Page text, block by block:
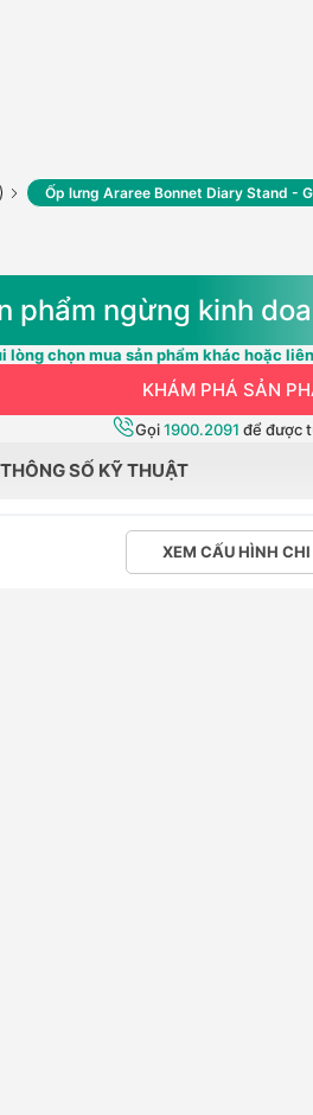
Ốp lưng Araree Bonnet Diary Stand -
phẩm ngừng kinh
lòng chọn mua sản phẩm khác hoặc
KHÁM PHÁ SẢN
Gọi1900.2091 để được
THÔNG SỐ KỸ THUẬT
XEM CẤU HÌNH